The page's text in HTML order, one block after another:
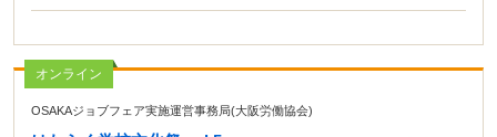
オンライン
OSAKAジョブフェア実施運営事務局(大阪労働協会)